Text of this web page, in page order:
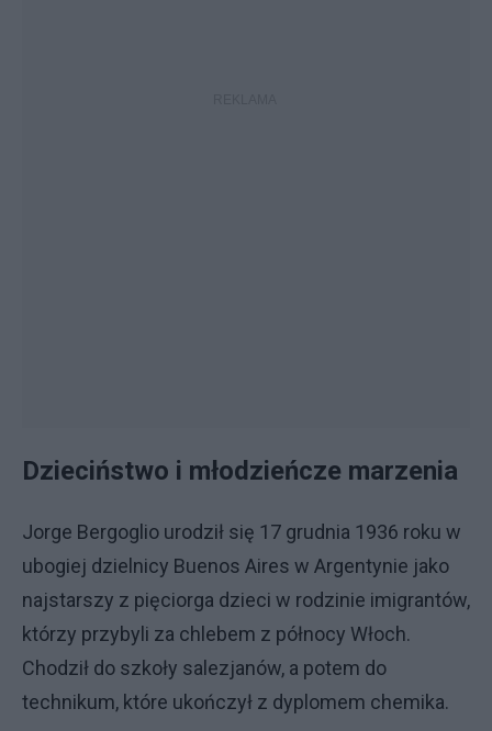
Dzieciństwo i młodzieńcze marzenia
Jorge Bergoglio urodził się 17 grudnia 1936 roku w
ubogiej dzielnicy Buenos Aires w Argentynie jako
najstarszy z pięciorga dzieci w rodzinie imigrantów,
którzy przybyli za chlebem z północy Włoch.
Chodził do szkoły salezjanów, a potem do
technikum, które ukończył z dyplomem chemika.